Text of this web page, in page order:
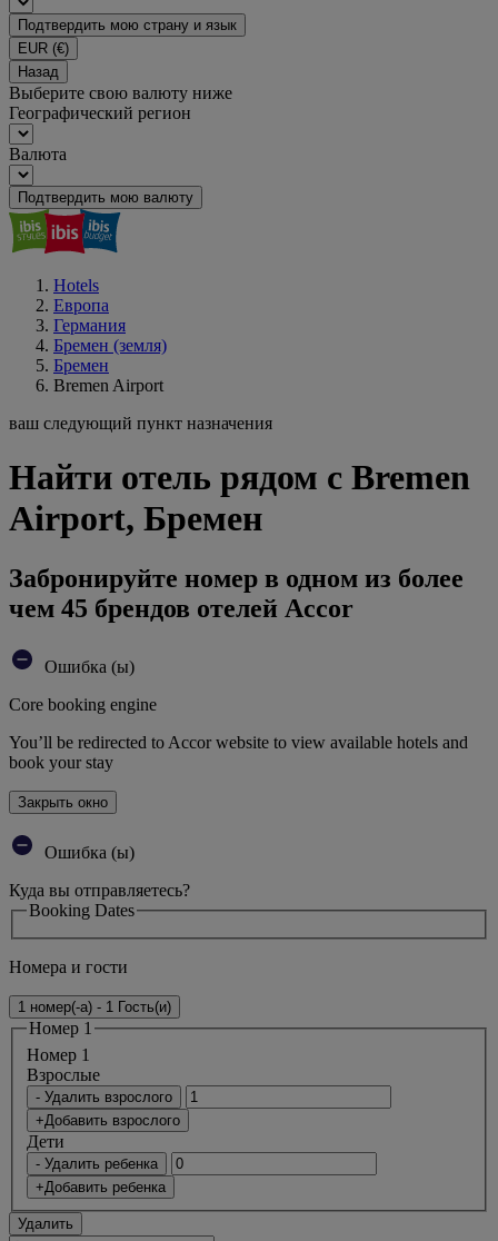
Подтвердить мою страну и язык
EUR (€)
Назад
Выберите свою валюту ниже
Географический регион
Валюта
Подтвердить мою валюту
Hotels
Европа
Германия
Бремен (земля)
Бремен
Bremen Airport
ваш следующий пункт назначения
Найти отель рядом с Bremen
Airport, Бремен
Забронируйте номер в одном из более
чем 45 брендов отелей Accor
Ошибка (ы)
Core booking engine
You’ll be redirected to Accor website to view available hotels and
book your stay
Закрыть окно
Ошибка (ы)
Куда вы отправляетесь?
Booking Dates
Номера и гости
1 номер(-а) - 1 Гость(и)
Номер 1
Номер 1
Bзрослые
- Удалить взрослого
+Добавить взрослого
Дети
- Удалить ребенка
+Добавить ребенка
Удалить